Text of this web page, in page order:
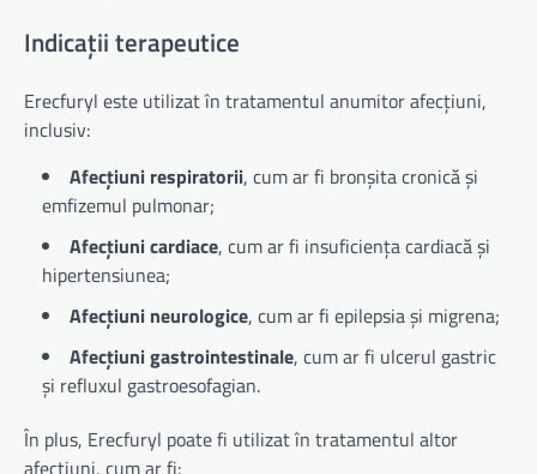
Indicații terapeutice
Erecfuryl este utilizat în tratamentul anumitor afecțiuni,
inclusiv:
Afecțiuni respiratorii, cum ar fi bronșita cronică și
emfizemul pulmonar;
Afecțiuni cardiace, cum ar fi insuficiența cardiacă și
hipertensiunea;
Afecțiuni neurologice, cum ar fi epilepsia și migrena;
Afecțiuni gastrointestinale, cum ar fi ulcerul gastric
și refluxul gastroesofagian.
În plus, Erecfuryl poate fi utilizat în tratamentul altor
afecțiuni, cum ar fi: